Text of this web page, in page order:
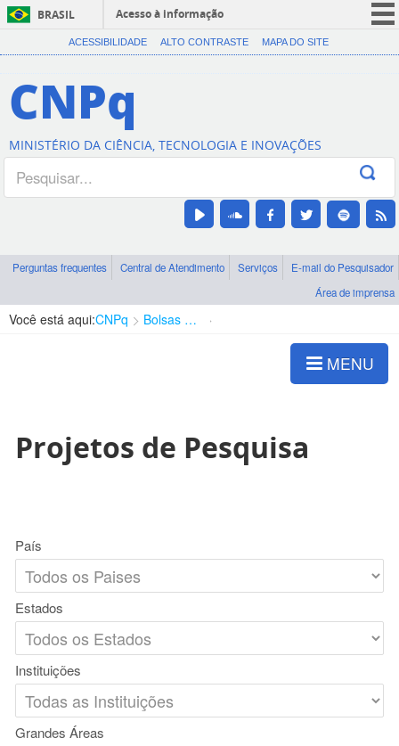
BRASIL
Acesso à informação
CORONAVÍRUS (COVID-19)
Canais
ACESSIBILIDADE ALTO CONTRASTE MAPA DO SITE
CNPq
MINISTÉRIO DA CIÊNCIA, TECNOLOGIA E INOVAÇÕES
Perguntas frequentes Central de Atendimento Serviços
E-mail do Pesquisador
Área de imprensa
Você está aqui:CNPq Bolsas e Auxílios Vigentes
MENU
Projetos de Pesquisa
País
Estados
Instituições
Grandes Áreas